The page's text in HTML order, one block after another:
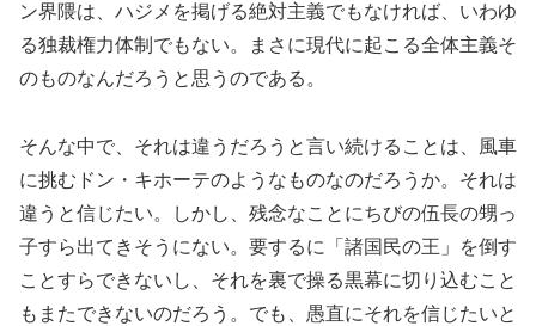
ン界隈は、ハジメを掲げる絶対主義でもなければ、いわゆ
る独裁権力体制でもない。まさに現代に起こる全体主義そ
のものなんだろうと思うのである。
そんな中で、それは違うだろうと言い続けることは、風車
に挑むドン・キホーテのようなものなのだろうか。それは
違うと信じたい。しかし、残念なことにちびの伍長の甥っ
子すら出てきそうにない。要するに「諸国民の王」を倒す
ことすらできないし、それを裏で操る黒幕に切り込むこと
もまたできないのだろう。でも、愚直にそれを信じたいと